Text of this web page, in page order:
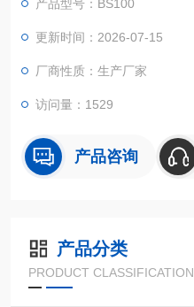
产品型号：BS100
更新时间：2026-07-15
厂商性质：生产厂家
访问量：1529
产品咨询
产品分类
PRODUCT CLASSIFICATION